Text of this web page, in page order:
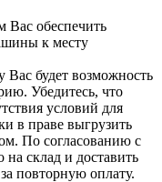
Вас обеспечить
к месту
Вас будет возможность
Убедитесь, что
условий для
в праве выгрузить
По согласованию с
склад и доставить
повторную оплату.